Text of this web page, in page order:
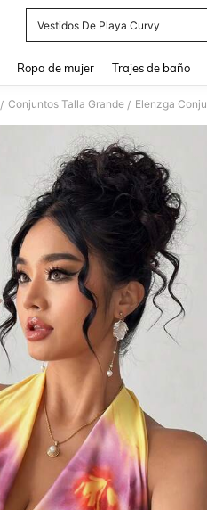
Vestidos De Playa Curvy
Ropa de mujer Trajes de baño
/ Conjuntos Talla Grande /